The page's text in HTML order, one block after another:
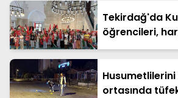
Tekirdağ'da
öğrencileri,
Filistin'e
ortasında